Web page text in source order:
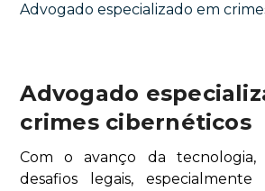
Advogado especializado em
Advogado
crimes cibernéticos
Com o avanço da tecnologia,
desafios legais,